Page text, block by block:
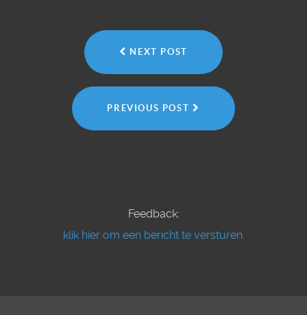
NEXT POST
PREVIOUS POST
Feedback:
klik hier om een bericht te versturen.